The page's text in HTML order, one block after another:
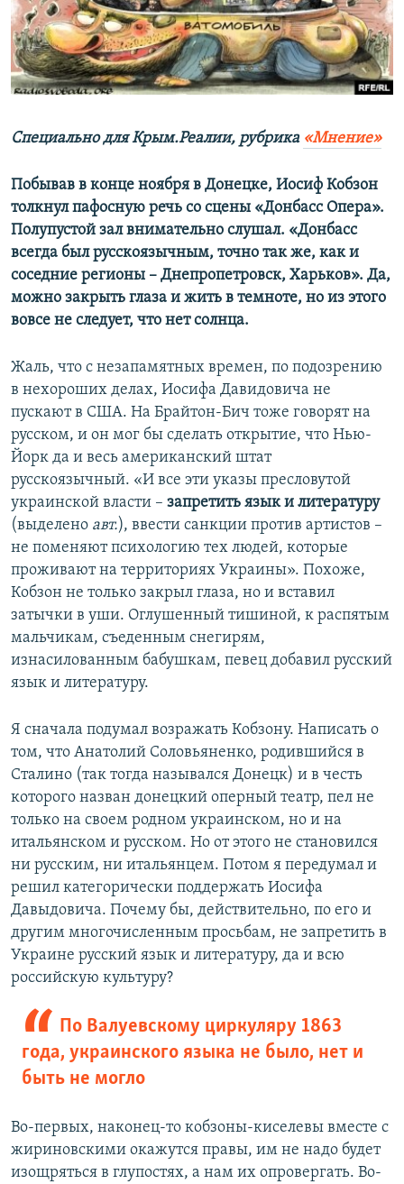
ПОБЕДИТЕЛЕЙ НЕ СУДЯТ?
КРЫМ.НЕПОКОРЕННЫЙ
ELIFBE
ПРИСОЕДИНЯЙТЕСЬ!
Все сайты RFE/RL
Специально для Крым.Реалии, рубрика «Мнение»
Побывав в конце ноября в Донецке, Иосиф Кобзон
толкнул пафосную речь со сцены «Донбасс Опера».
Полупустой зал внимательно слушал. «Донбасс
всегда был русскоязычным, точно так же, как и
соседние регионы – Днепропетровск, Харьков». Да,
можно закрыть глаза и жить в темноте, но из этого
вовсе не следует, что нет солнца.
Жаль, что с незапамятных времен, по подозрению
в нехороших делах, Иосифа Давидовича не
пускают в США. На Брайтон-Бич тоже говорят на
русском, и он мог бы сделать открытие, что Нью-
Йорк да и весь американский штат
русскоязычный. «И все эти указы пресловутой
украинской власти – запретить язык и литературу
(выделено авт.), ввести санкции против артистов –
не поменяют психологию тех людей, которые
проживают на территориях Украины». Похоже,
Кобзон не только закрыл глаза, но и вставил
затычки в уши. Оглушенный тишиной, к распятым
мальчикам, съеденным снегирям,
изнасилованным бабушкам, певец добавил русский
язык и литературу.
Я сначала подумал возражать Кобзону. Написать о
том, что Анатолий Соловьяненко, родившийся в
Сталино (так тогда назывался Донецк) и в честь
которого назван донецкий оперный театр, пел не
только на своем родном украинском, но и на
итальянском и русском. Но от этого не становился
ни русским, ни итальянцем. Потом я передумал и
решил категорически поддержать Иосифа
Давыдовича. Почему бы, действительно, по его и
другим многочисленным просьбам, не запретить в
Украине русский язык и литературу, да и всю
российскую культуру?
По Валуевскому циркуляру 1863
года, украинского языка не было, нет и
быть не могло
Во-первых, наконец-то кобзоны-киселевы вместе с
жириновскими окажутся правы, им не надо будет
изощряться в глупостях, а нам их опровергать. Во-